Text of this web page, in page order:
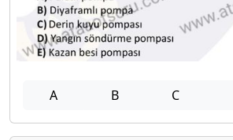
A B C